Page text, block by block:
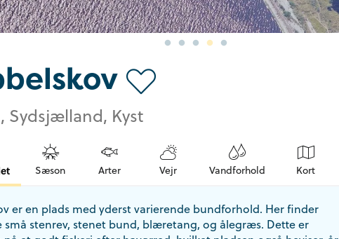
Sydsjælland, Kyst
Sæson Arter Vejr Vandforhold Kort
er en plads med yderst varierende bundforhold. Her finder
små stenrev, stenet bund, blæretang, og ålegræs. Dette er